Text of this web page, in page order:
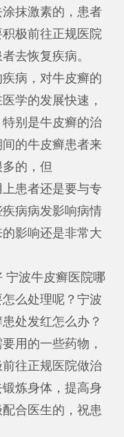
抹激素的，患者
极前往正规医院
去恢复疾病。
病，对牛皮癣的
学的发展快速，
别是牛皮癣的治
的牛皮癣患者来
的，但
患者还是要与专
病病发影响病情
影响还是非常大
波牛皮癣医院哪
么处理呢？宁波
处发红怎么办？
用的一些药物，
往正规医院做治
炼身体，提高身
合医生的，祝患